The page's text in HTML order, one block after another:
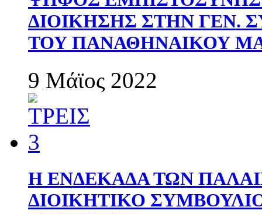
ΔΙΟΙΚΗΣΗΣ ΣΤΗΝ ΓΕΝ.
ΤΟΥ ΠΑΝΑΘΗΝΑΙΚΟΥ
9 Μάϊος 2022
Η ΕΝΔΕΚΑΔΑ ΤΩΝ
ΔΙΟΙΚΗΤΙΚΟ